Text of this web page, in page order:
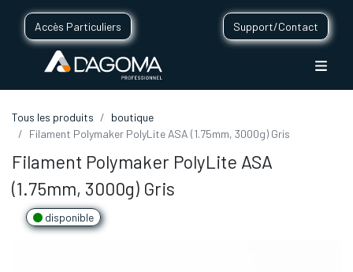
Accès Particuliers Support/Contact
Tous les produits
boutique
Filament Polymaker PolyLite ASA (1.75mm, 3000g) Gris
Filament Polymaker PolyLite ASA
(1.75mm, 3000g) Gris
disponible